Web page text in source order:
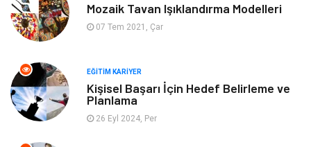
Aksesuar Genel Kültür
Spor Müzik
Ev işleri
Mozaik Tavan Işıklandırma Modelleri
07 Tem 2021, Çar
EĞITIM KARIYER
Kişisel Başarı İçin Hedef Belirleme ve
Planlama
26 Eyl 2024, Per